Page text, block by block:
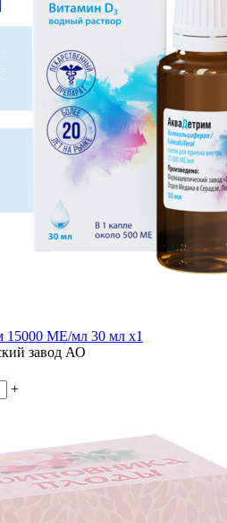
15000 МЕ/мл 30 мл x1
завод АО
+